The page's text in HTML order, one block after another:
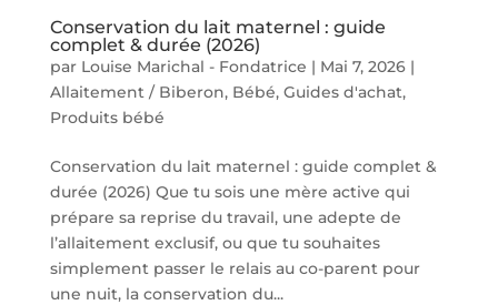
Conservation du lait maternel : guide
complet & durée (2026)
par Louise Marichal - Fondatrice | Mai 7, 2026|
Allaitement / Biberon, Bébé, Guides d'achat,
Produits bébé
Conservation du lait maternel : guide complet &
durée (2026) Que tu sois une mère active qui
prépare sa reprise du travail, une adepte de
l’allaitement exclusif, ou que tu souhaites
simplement passer le relais au co-parent pour
une nuit, la conservation du...